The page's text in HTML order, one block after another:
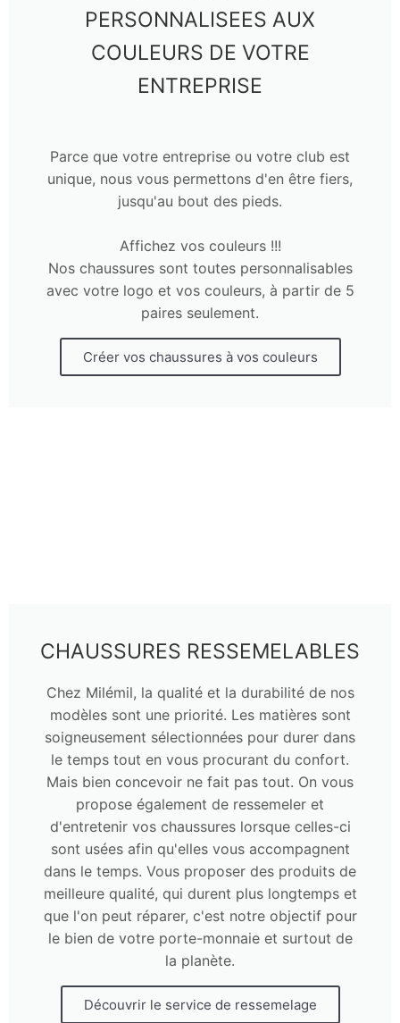
PERSONNALISEES AUX
COULEURS DE VOTRE
ENTREPRISE
Parce que votre entreprise ou votre club est
unique, nous vous permettons d'en être fiers,
jusqu'au bout des pieds.
Affichez vos couleurs !!!
Nos chaussures sont toutes personnalisables
avec votre logo et vos couleurs, à partir de 5
paires seulement.
Créer vos chaussures à vos couleurs
CHAUSSURES RESSEMELABLES
Chez Milémil, la qualité et la durabilité de nos
modèles sont une priorité. Les matières sont
soigneusement sélectionnées pour durer dans
le temps tout en vous procurant du confort.
Mais bien concevoir ne fait pas tout. On vous
propose également de ressemeler et
d'entretenir vos chaussures lorsque celles-ci
sont usées afin qu'elles vous accompagnent
dans le temps. Vous proposer des produits de
meilleure qualité, qui durent plus longtemps et
que l'on peut réparer, c'est notre objectif pour
le bien de votre porte-monnaie et surtout de
la planète. ​
Découvrir le service de ressemelage